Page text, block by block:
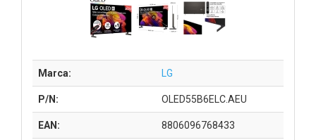
Marca: LG
P/N: OLED55B6ELC.AEU
EAN: 8806096768433